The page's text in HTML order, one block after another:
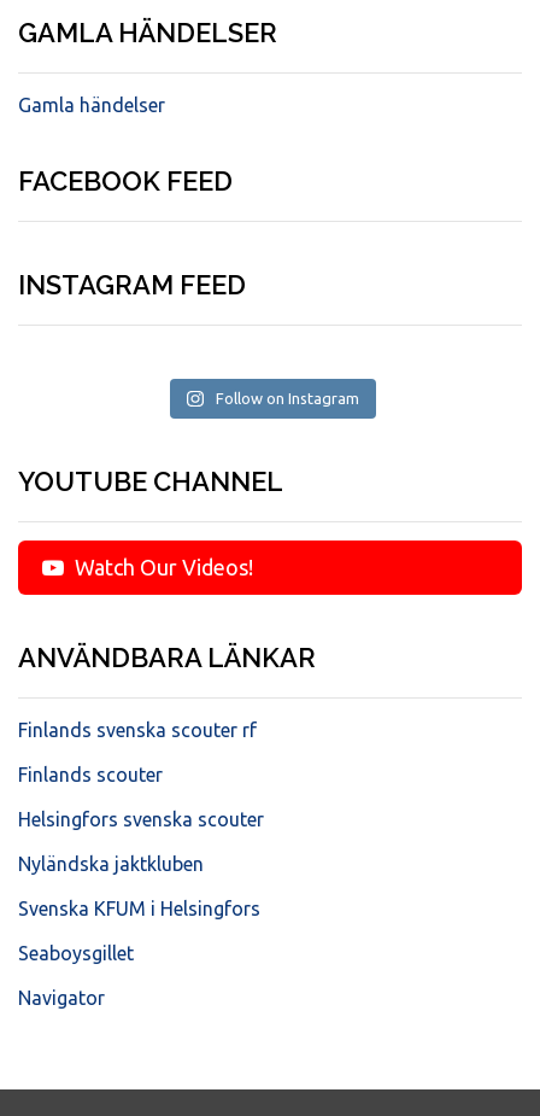
GAMLA HÄNDELSER
Gamla händelser
FACEBOOK FEED
INSTAGRAM FEED
Follow on Instagram
YOUTUBE CHANNEL
Watch Our Videos!
ANVÄNDBARA LÄNKAR
Finlands svenska scouter rf
Finlands scouter
Helsingfors svenska scouter
Nyländska jaktkluben
Svenska KFUM i Helsingfors
Seaboysgillet
Navigator